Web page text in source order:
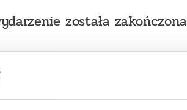
została zakończona